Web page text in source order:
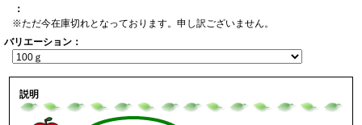
：
※ただ今在庫切れとなっております。申し訳ございません。
バリエーション：
説明